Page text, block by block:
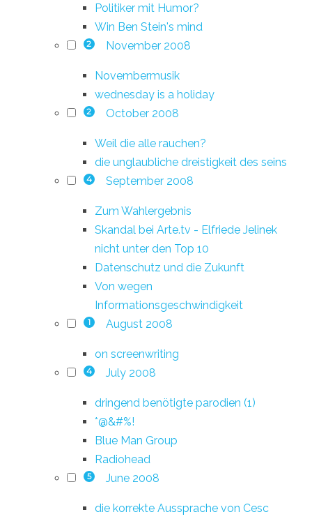
Politiker mit Humor?
Win Ben Stein's mind
2 November 2008
Novembermusik
wednesday is a holiday
2 October 2008
Weil die alle rauchen?
die unglaubliche dreistigkeit des seins
4 September 2008
Zum Wahlergebnis
Skandal bei Arte.tv - Elfriede Jelinek
nicht unter den Top 10
Datenschutz und die Zukunft
Von wegen
Informationsgeschwindigkeit
1 August 2008
on screenwriting
4 July 2008
dringend benötigte parodien (1)
*@&#%!
Blue Man Group
Radiohead
5 June 2008
die korrekte Aussprache von Cesc